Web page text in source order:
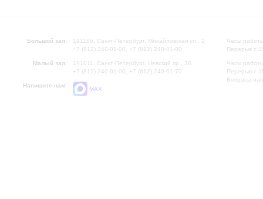
Большой зал:
191186, Санкт-Петербург, Михайловская ул., 2
+7 (812) 240-01-00, +7 (812) 240-01-80
Малый зал:
191011, Санкт-Петербург, Невский пр., 30
+7 (812) 240-01-00, +7 (812) 240-01-70
Напишите нам:
MAX
Часы
Перерыв с
Часы
Перерыв с
Вопросы